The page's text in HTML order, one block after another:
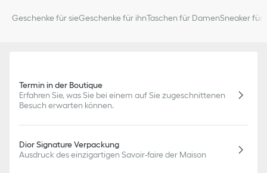
Geschenke für sieGeschenke für ihnTaschen für DamenSneaker für
Termin in der Boutique
Erfahren Sie, was Sie bei einem auf Sie zugeschnittenen
Besuch erwarten können.
Dior Signature Verpackung
Ausdruck des einzigartigen Savoir-faire der Maison